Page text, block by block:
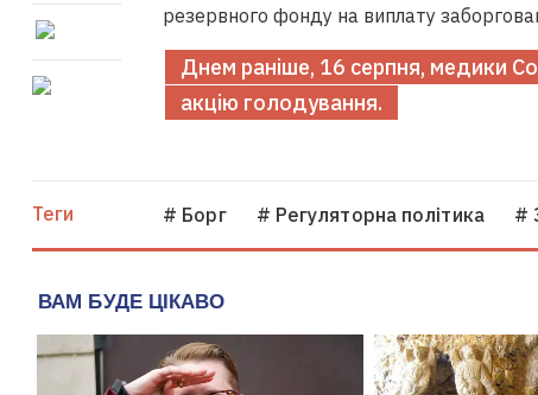
резервного фонду на виплату
Днем раніше, 16 серпня, медики
акцію голодування.
Теги # Борг # Регуляторна політика #